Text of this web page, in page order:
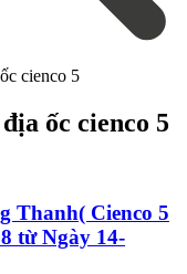
cienco 5
ốc cienco 5
Thanh( Cienco 5
từ Ngày 14-